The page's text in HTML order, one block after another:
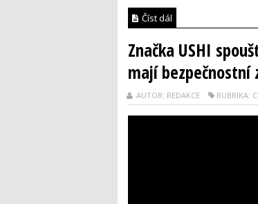
Číst dál
Značka USHI
mají bezpečnostní
AUTOR: REDAKCE RUBRIKA: